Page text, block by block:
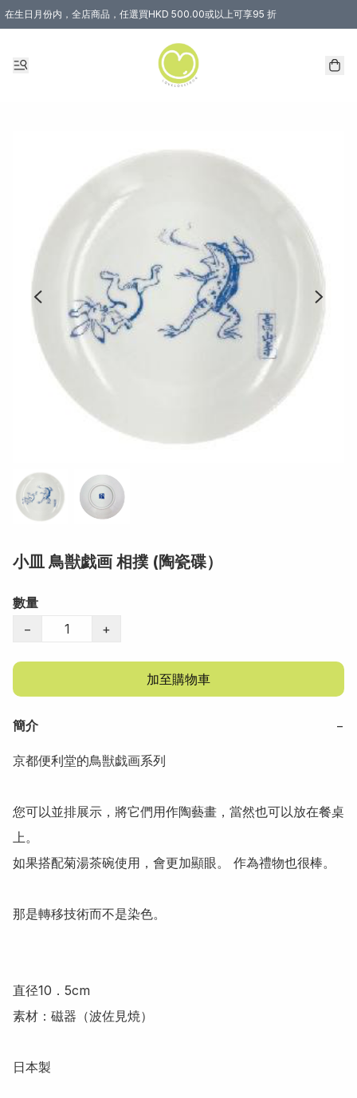
在生日月份内，全店商品，任選買HKD 500.00或以上可享95 折
小皿 鳥獣戯画 相撲 (陶瓷碟）
數量
−
+
加至購物車
簡介 −
京都便利堂的鳥獣戯画系列
您可以並排展示，將它們用作陶藝畫，當然也可以放在餐桌
上。
如果搭配菊湯茶碗使用，會更加顯眼。 作為禮物也很棒。
那是轉移技術而不是染色。
直径10．5cm
素材：磁器（波佐見焼）
日本製